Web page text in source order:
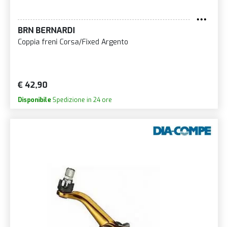
BRN BERNARDI
Coppia freni Corsa/Fixed Argento
€ 42,90
Disponibile Spedizione in 24 ore